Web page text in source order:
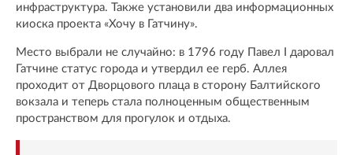
инфраструктура. Также установили два информационных
киоска проекта «Хочу в Гатчину».
Место выбрали не случайно: в 1796 году Павел I даровал
Гатчине статус города и утвердил ее герб. Аллея
проходит от Дворцового плаца в сторону Балтийского
вокзала и теперь стала полноценным общественным
пространством для прогулок и отдыха.